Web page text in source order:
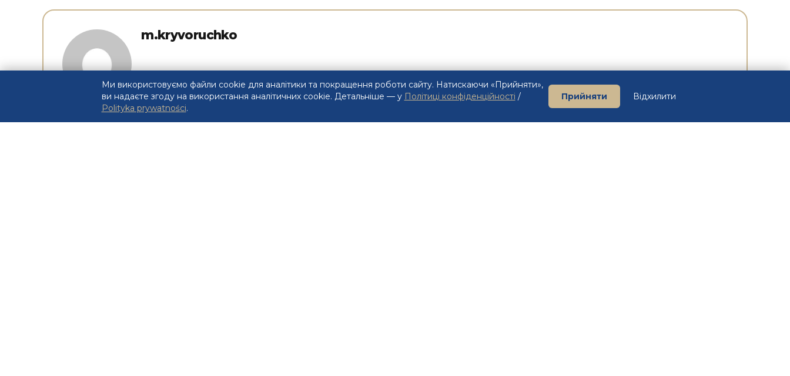
m.kryvoruchko
Ми використовуємо файли cookie для аналітики та покращення роботи сайту. Натискаючи «Прийняти»,
ви надаєте згоду на використання аналітичних cookie. Детальніше — у Політиці конфіденційності /
Polityka prywatności.
Прийняти Відхилити